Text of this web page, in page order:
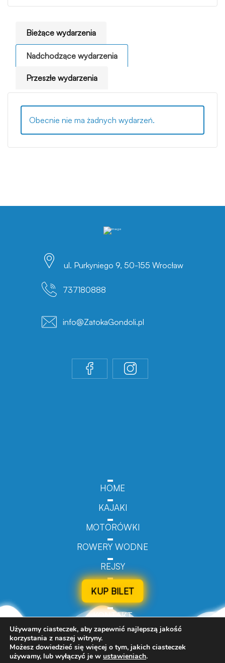
Bieżące wydarzenia
Nadchodzące wydarzenia
Przeszłe wydarzenia
Obecnie nie ma żadnych wydarzeń.
ul. Purkyniego 9, 50-155 Wrocław
737180888
info@ZatokaGondoli.pl
HOME
KAJAKI
MOTORÓWKI
ROWERY WODNE
REJSY
KUP BILET
KONTAKT
Używamy ciasteczek, aby zapewnić najlepszą jakość
korzystania z naszej witryny.
Możesz dowiedzieć się więcej o tym, jakich ciasteczek
używamy, lub wyłączyć je w ustawieniach.